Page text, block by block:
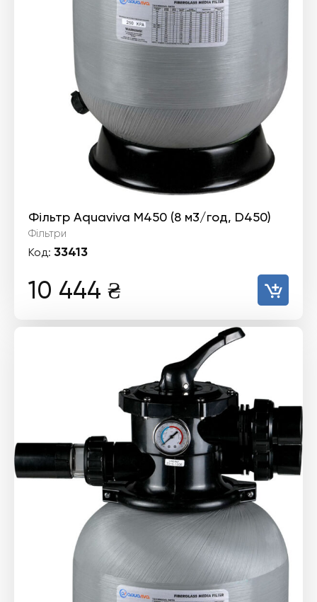
Фільтр Aquaviva M450 (8 м3/год, D450)
Фільтри
Код: 33413
10 444 ₴